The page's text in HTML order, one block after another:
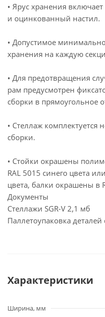
• Ярус хранения
и оцинкованный настил.
• Допустимое
хранения на каждую
• Для предотвращения
рам предусмотрен
сборки в прямоугольное
• Стеллаж
сборки.
• Стойки окрашены
RAL 5015 синего цвета
цвета, балки окрашены в
Документы
Стеллажи SGR-V 2,1 мб
Паллетоупаковка деталей
Характеристики
Ширина, мм